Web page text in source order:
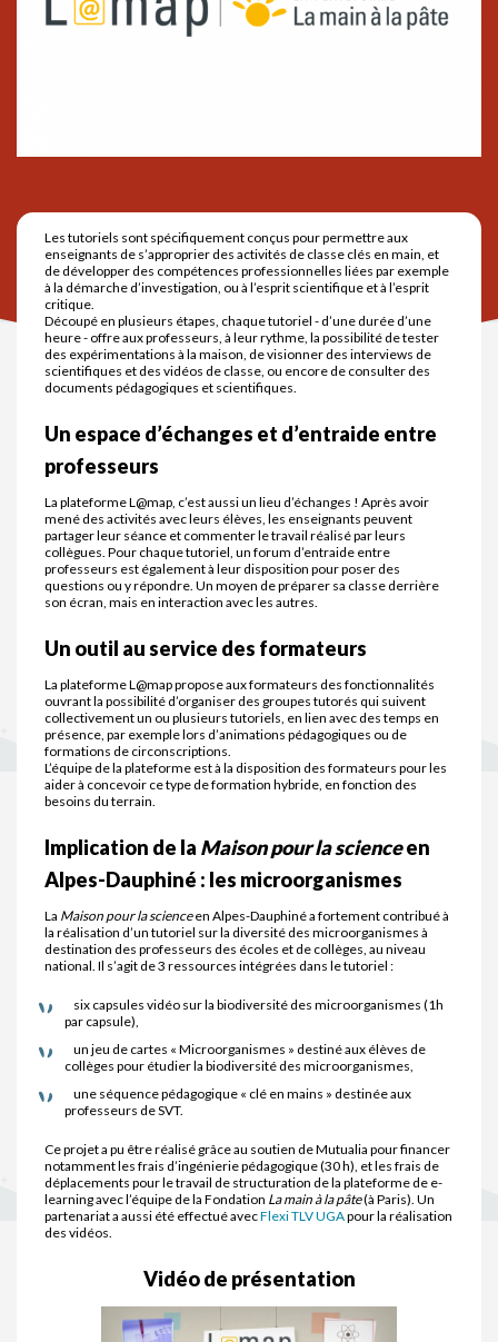
Les tutoriels sont spécifiquement conçus pour permettre aux
enseignants de s’approprier des activités de classe clés en main, et
de développer des compétences professionnelles liées par exemple
à la démarche d’investigation, ou à l’esprit scientifique et à l’esprit
critique.
Découpé en plusieurs étapes, chaque tutoriel - d’une durée d’une
heure - offre aux professeurs, à leur rythme, la possibilité de tester
des expérimentations à la maison, de visionner des interviews de
scientifiques et des vidéos de classe, ou encore de consulter des
documents pédagogiques et scientifiques.
Un espace d’échanges et d’entraide entre
professeurs
La plateforme L@map, c’est aussi un lieu d’échanges ! Après avoir
mené des activités avec leurs élèves, les enseignants peuvent
partager leur séance et commenter le travail réalisé par leurs
collègues. Pour chaque tutoriel, un forum d’entraide entre
professeurs est également à leur disposition pour poser des
questions ou y répondre. Un moyen de préparer sa classe derrière
son écran, mais en interaction avec les autres.
Un outil au service des formateurs
La plateforme L@map propose aux formateurs des fonctionnalités
ouvrant la possibilité d’organiser des groupes tutorés qui suivent
collectivement un ou plusieurs tutoriels, en lien avec des temps en
présence, par exemple lors d’animations pédagogiques ou de
formations de circonscriptions.
L’équipe de la plateforme est à la disposition des formateurs pour les
aider à concevoir ce type de formation hybride, en fonction des
besoins du terrain.
Implication de la Maison pour la scienceen
Alpes-Dauphiné : les microorganismes
La Maison pour la scienceen Alpes-Dauphiné a fortement contribué à
la réalisation d’un tutoriel sur la diversité des microorganismes à
destination des professeurs des écoles et de collèges, au niveau
national. Il s’agit de 3 ressources intégrées dans le tutoriel :
six capsules vidéo sur la biodiversité des microorganismes (1h
par capsule),
un jeu de cartes « Microorganismes » destiné aux élèves de
collèges pour étudier la biodiversité des microorganismes,
une séquence pédagogique « clé en mains » destinée aux
professeurs de SVT.
Ce projet a pu être réalisé grâce au soutien de Mutualia pour financer
notamment les frais d’ingénierie pédagogique (30 h), et les frais de
déplacements pour le travail de structuration de la plateforme de e-
learning avec l’équipe de la Fondation La main à la pâte(à Paris). Un
partenariat a aussi été effectué avecFlexi TLV UGApour la réalisation
des vidéos.
Vidéo de présentation